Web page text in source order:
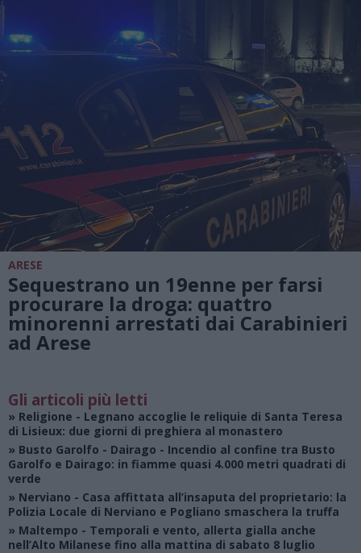
ARESE
Sequestrano un 19enne per farsi
procurare la droga: quattro
minorenni arrestati dai Carabinieri
ad Arese
Gli articoli più letti
» Religione - Legnano accoglie le reliquie di Santa Teresa
di Lisieux: due giorni di preghiera al monastero
» Busto Garolfo - Dairago - Incendio al confine tra Busto
Garolfo e Dairago: in fiamme quasi 4.000 metri quadrati di
verde
» Nerviano - Casa affittata all’insaputa del proprietario: la
Polizia Locale di Nerviano e Pogliano smaschera la truffa
» Maltempo - Temporali e vento, allerta gialla anche
nell’Alto Milanese fino alla mattina di sabato 8 luglio